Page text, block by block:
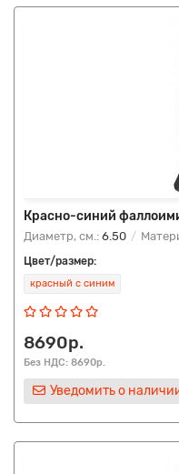
Красно-синий
Диаметр, см.: 6.50
Цвет/размер:
красный с синим
8690р.
Без НДС: 8690р.
Уведомить о